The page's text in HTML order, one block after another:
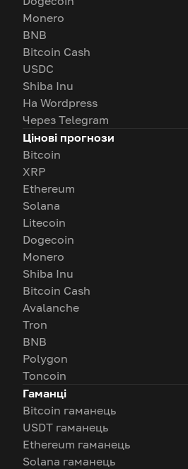
Monero
BNB
Bitcoin Cash
USDC
Shiba Inu
На Wordpress
Через Telegram
Цінові прогнози
Bitcoin
XRP
Ethereum
Solana
Litecoin
Dogecoin
Monero
Shiba Inu
Bitcoin Cash
Avalanche
Tron
BNB
Polygon
Toncoin
Гаманці
Bitcoin гаманець
USDT гаманець
Ethereum гаманець
Solana гаманець